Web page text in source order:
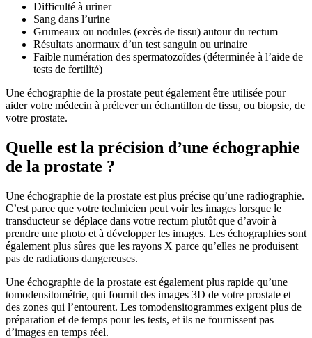
Difficulté à uriner
Sang dans l’urine
Grumeaux ou nodules (excès de tissu) autour du rectum
Résultats anormaux d’un test sanguin ou urinaire
Faible numération des spermatozoïdes (déterminée à l’aide de
tests de fertilité)
Une échographie de la prostate peut également être utilisée pour
aider votre médecin à prélever un échantillon de tissu, ou biopsie, de
votre prostate.
Quelle est la précision d’une échographie
de la prostate ?
Une échographie de la prostate est plus précise qu’une radiographie.
C’est parce que votre technicien peut voir les images lorsque le
transducteur se déplace dans votre rectum plutôt que d’avoir à
prendre une photo et à développer les images. Les échographies sont
également plus sûres que les rayons X parce qu’elles ne produisent
pas de radiations dangereuses.
Une échographie de la prostate est également plus rapide qu’une
tomodensitométrie, qui fournit des images 3D de votre prostate et
des zones qui l’entourent. Les tomodensitogrammes exigent plus de
préparation et de temps pour les tests, et ils ne fournissent pas
d’images en temps réel.